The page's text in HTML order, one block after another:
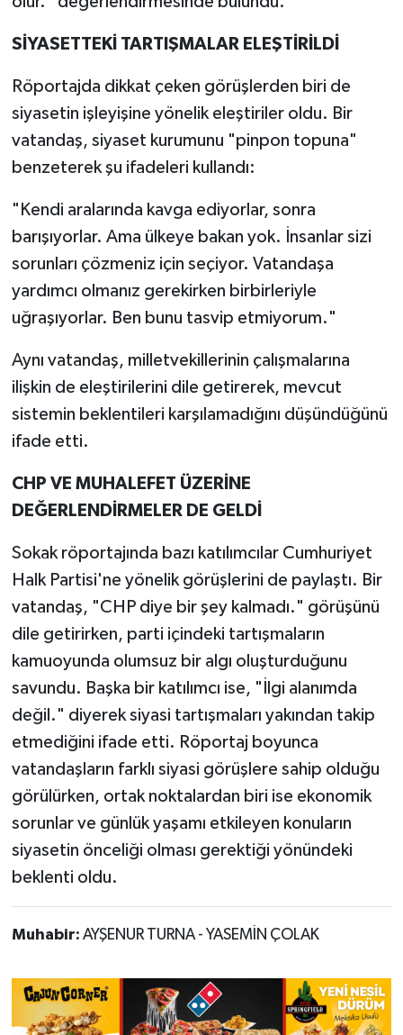
SİYASETTEKİ TARTIŞMALAR ELEŞTİRİLDİ
Röportajda dikkat çeken görüşlerden biri de
siyasetin işleyişine yönelik eleştiriler oldu. Bir
vatandaş, siyaset kurumunu "pinpon topuna"
benzeterek şu ifadeleri kullandı:
"Kendi aralarında kavga ediyorlar, sonra
barışıyorlar. Ama ülkeye bakan yok. İnsanlar sizi
sorunları çözmeniz için seçiyor. Vatandaşa
yardımcı olmanız gerekirken birbirleriyle
uğraşıyorlar. Ben bunu tasvip etmiyorum."
Aynı vatandaş, milletvekillerinin çalışmalarına
ilişkin de eleştirilerini dile getirerek, mevcut
sistemin beklentileri karşılamadığını düşündüğünü
ifade etti.
CHP VE MUHALEFET ÜZERİNE
DEĞERLENDİRMELER DE GELDİ
Sokak röportajında bazı katılımcılar Cumhuriyet
Halk Partisi'ne yönelik görüşlerini de paylaştı. Bir
vatandaş, "CHP diye bir şey kalmadı." görüşünü
dile getirirken, parti içindeki tartışmaların
kamuoyunda olumsuz bir algı oluşturduğunu
savundu. Başka bir katılımcı ise, "İlgi alanımda
değil." diyerek siyasi tartışmaları yakından takip
etmediğini ifade etti. Röportaj boyunca
vatandaşların farklı siyasi görüşlere sahip olduğu
görülürken, ortak noktalardan biri ise ekonomik
sorunlar ve günlük yaşamı etkileyen konuların
siyasetin önceliği olması gerektiği yönündeki
beklenti oldu.
Muhabir: AYŞENUR TURNA - YASEMİN ÇOLAK